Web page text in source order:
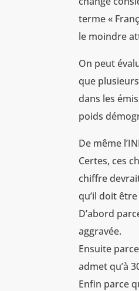
terme «
le moindre
On peut
que
dans les
poids
De même
Certes, ces
chiffre
qu’il doit
D’abord
aggravée.
Ensuite
admet qu’à
Enfin parce